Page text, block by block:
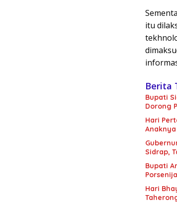
itu
Berita
Bupati
Dorong
Hari
Anaknya
Gubernur dan Wagub Sulsel Tinjau Progres Ruas Pangkajene-
Sidrap,
Bupati
Hari